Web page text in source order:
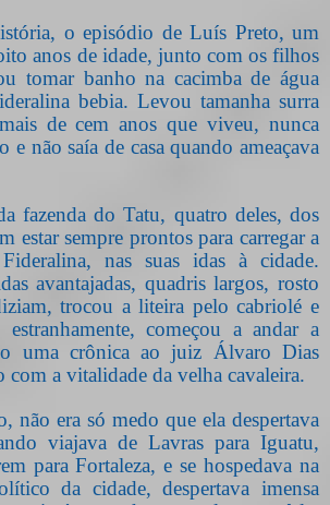
o episódio de Luís Preto, um
anos de idade, junto com os filhos
tomar banho na cacimba de água
bebia. Levou tamanha surra
de cem anos que viveu, nunca
e não saía de casa quando ameaçava
fazenda do Tatu, quatro deles, dos
estar sempre prontos para carregar a
nas suas idas à cidade.
avantajadas, quadris largos, rosto
trocou a liteira pelo cabriolé e
começou a andar a
uma crônica ao juiz Álvaro Dias
com a vitalidade da velha cavaleira.
não era só medo que ela despertava
viajava de Lavras para Iguatu,
para Fortaleza, e se hospedava na
da cidade, despertava imensa